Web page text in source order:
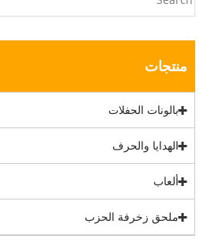
منتجات
بالونات الحفلات
الهدايا والحرف
ألعاب
ملحق زخرفة الحزب